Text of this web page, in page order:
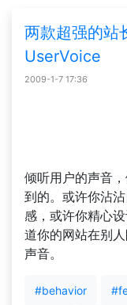
两款超强的
UserVoice
2009-1-7 17:36
倾听用户的声音
到的。或许你沾
感，或许你精心
道你的网站在别
声音。
#behavior